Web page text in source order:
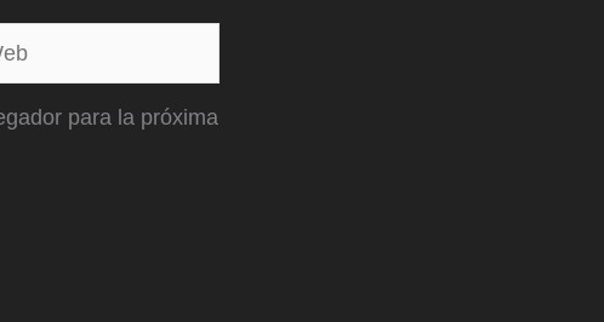
para la próxima